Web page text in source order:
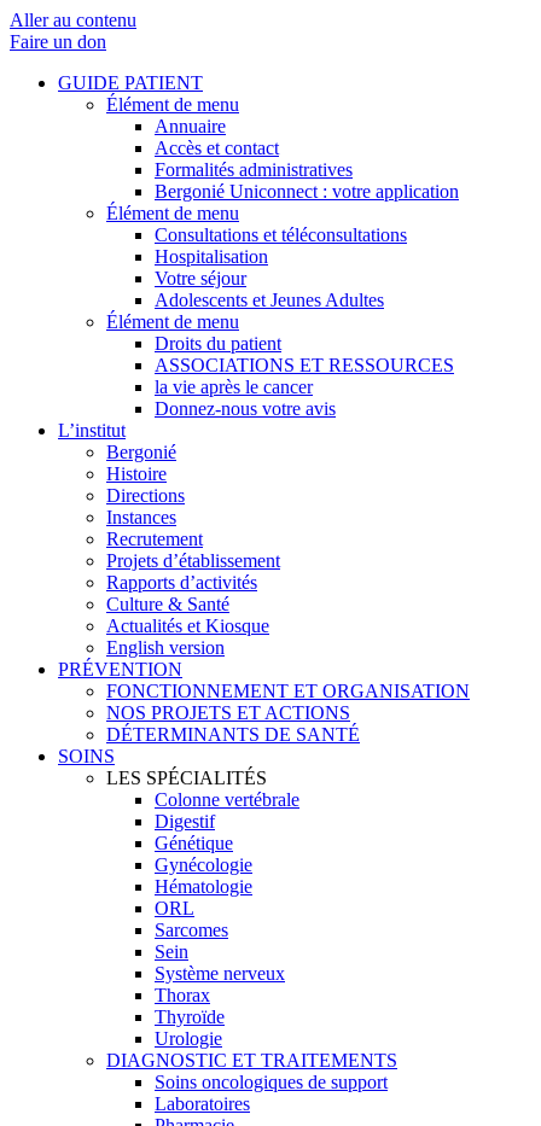
Aller au contenu
Faire un don
GUIDE PATIENT
Élément de menu
Annuaire
Accès et contact
Formalités administratives
Bergonié Uniconnect : votre application
Élément de menu
Consultations et téléconsultations
Hospitalisation
Votre séjour
Adolescents et Jeunes Adultes
Élément de menu
Droits du patient
ASSOCIATIONS ET RESSOURCES
la vie après le cancer
Donnez-nous votre avis
L’institut
Bergonié
Histoire
Directions
Instances
Recrutement
Projets d’établissement
Rapports d’activités
Culture & Santé
Actualités et Kiosque
English version
PRÉVENTION
FONCTIONNEMENT ET ORGANISATION
NOS PROJETS ET ACTIONS
DÉTERMINANTS DE SANTÉ
SOINS
LES SPÉCIALITÉS
Colonne vertébrale
Digestif
Génétique
Gynécologie
Hématologie
ORL
Sarcomes
Sein
Système nerveux
Thorax
Thyroïde
Urologie
DIAGNOSTIC ET TRAITEMENTS
Soins oncologiques de support
Laboratoires